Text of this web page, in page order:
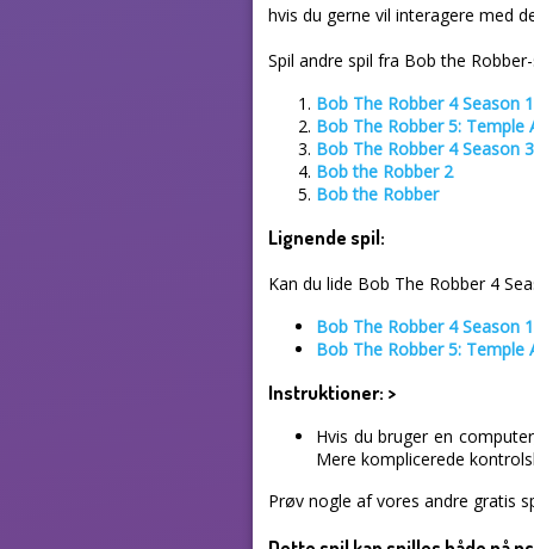
hvis du gerne vil interagere med
Spil andre spil fra Bob the
Bob The Robber 4 Season
Bob The Robber 5: Temple
Bob The Robber 4 Season
Bob the Robber 2
Bob the Robber
Lignende spil:
Kan du lide Bob The Robber 4
Bob The Robber 4 Season
Bob The Robber 5: Temple
Instruktioner: >
Hvis du bruger en
Mere komplicerede
Prøv nogle af vores andre gratis